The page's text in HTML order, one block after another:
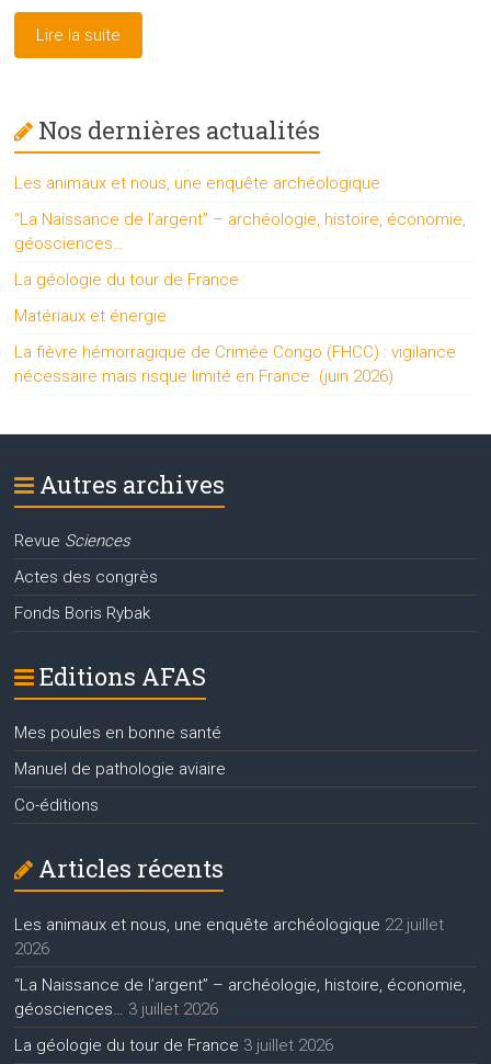
Lire la suite
Nos dernières actualités
Les animaux et nous, une enquête archéologique
“La Naissance de l’argent” – archéologie, histoire, économie,
géosciences…
La géologie du tour de France
Matériaux et énergie
La fièvre hémorragique de Crimée Congo (FHCC) : vigilance
nécessaire mais risque limité en France. (juin 2026)
Autres archives
Revue Sciences
Actes des congrès
Fonds Boris Rybak
Editions AFAS
Mes poules en bonne santé
Manuel de pathologie aviaire
Co-éditions
Articles récents
Les animaux et nous, une enquête archéologique 22 juillet
2026
“La Naissance de l’argent” – archéologie, histoire, économie,
géosciences… 3 juillet 2026
La géologie du tour de France 3 juillet 2026